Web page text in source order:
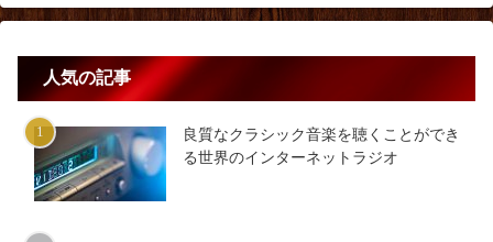
人気の記事
良質なクラシック音楽を聴くことができ
る世界のインターネットラジオ